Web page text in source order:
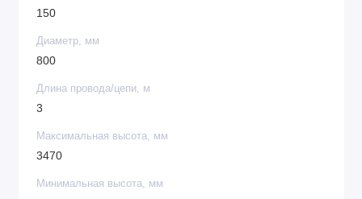
150
Диаметр, мм
800
Длина провода/цепи, м
3
Максимальная высота, мм
3470
Минимальная высота, мм